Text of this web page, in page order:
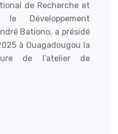
de Recherche et
le Développement
Bationo, a présidé
à Ouagadougou la
de l’atelier de